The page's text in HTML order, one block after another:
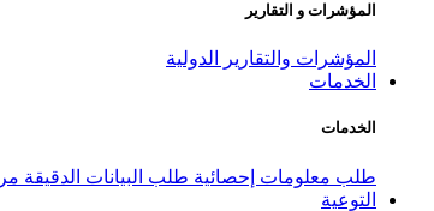
المؤشرات و التقارير
المؤشرات والتقارير الدولية
الخدمات
الخدمات
طلب معلومات إحصائية طلب البيانات الدقيقة
التوعية